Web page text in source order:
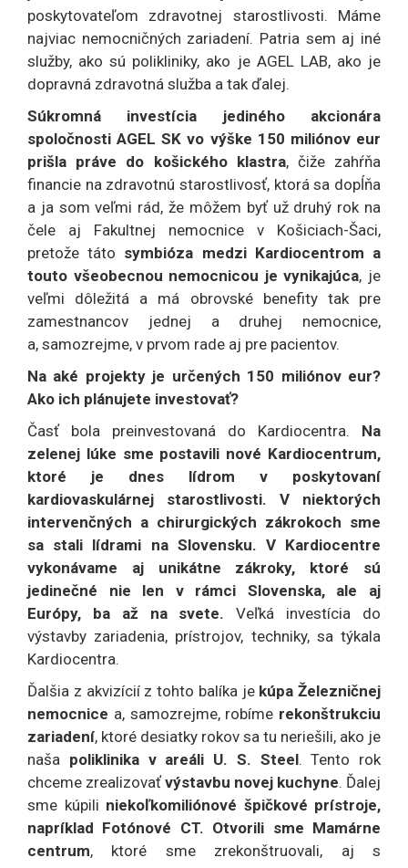
poskytovateľom zdravotnej starostlivosti. Máme
najviac nemocničných zariadení. Patria sem aj iné
služby, ako sú polikliniky, ako je AGEL LAB, ako je
dopravná zdravotná služba a tak ďalej.
Súkromná investícia jediného akcionára
spoločnosti AGEL SK vo výške 150 miliónov eur
prišla práve do košického klastra, čiže zahŕňa
financie na zdravotnú starostlivosť, ktorá sa dopĺňa
a ja som veľmi rád, že môžem byť už druhý rok na
čele aj Fakultnej nemocnice v Košiciach-Šaci,
pretože táto symbióza medzi Kardiocentrom a
touto všeobecnou nemocnicou je vynikajúca, je
veľmi dôležitá a má obrovské benefity tak pre
zamestnancov jednej a druhej nemocnice,
a, samozrejme, v prvom rade aj pre pacientov.
Na aké projekty je určených 150 miliónov eur?
Ako ich plánujete investovať?
Časť bola preinvestovaná do Kardiocentra. Na
zelenej lúke sme postavili nové Kardiocentrum,
ktoré je dnes lídrom v poskytovaní
kardiovaskulárnej starostlivosti. V niektorých
intervenčných a chirurgických zákrokoch sme
sa stali lídrami na Slovensku. V Kardiocentre
vykonávame aj unikátne zákroky, ktoré sú
jedinečné nie len v rámci Slovenska, ale aj
Európy, ba až na svete.Veľká investícia do
výstavby zariadenia, prístrojov, techniky, sa týkala
Kardiocentra.
Ďalšia z akvizícií z tohto balíka jekúpa Železničnej
nemocnice a, samozrejme, robíme rekonštrukciu
zariadení, ktoré desiatky rokov sa tu neriešili, ako je
naša poliklinika v areáli U. S. Steel. Tento rok
chceme zrealizovaťvýstavbu novej kuchyne. Ďalej
sme kúpili niekoľkomiliónové špičkové prístroje,
napríklad Fotónové CT. Otvorili sme Mamárne
centrum, ktoré sme zrekonštruovali, aj s